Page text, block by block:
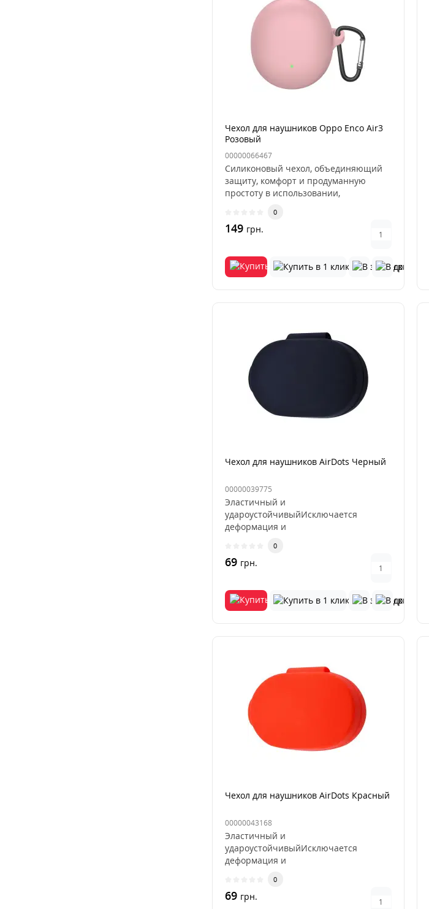
Чехол для наушников Oppo Enco Air3
Розовый
00000066467
Силиконовый чехол, объединяющий
защиту, комфорт и продуманную
простоту в использовании,
0
149 грн.
Чехол для наушников AirDots Черный
00000039775
Эластичный и
удароустойчивыйИсключается
деформация и
пыленепроницаемость..
0
69 грн.
Чехол для наушников AirDots Красный
00000043168
Эластичный и
удароустойчивыйИсключается
деформация и
пыленепроницаемость..
0
69 грн.